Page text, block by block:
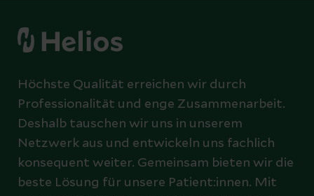
Höchste Qualität erreichen wir durch
Professionalität und enge Zusammenarbeit.
Deshalb tauschen wir uns in unserem
Netzwerk aus und entwickeln uns fachlich
konsequent weiter. Gemeinsam bieten wir die
beste Lösung für unsere Patient:innen. Mit